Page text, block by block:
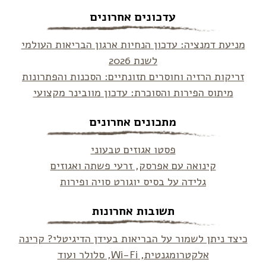
עדכונים אחרונים
מניעת דמנציה: עדכון הנחיות ארגון הבריאות העולמי
לשנת 2026
זריקות הרזיה וחוסרים תזונתיים: הסכנות והפתרונות
מיתוס הפירות והסוכרת: עדכון מוובינר מקצועי
מתכונים אחרונים
פסטו אגוזים טבעוני
קינואה עם אפרסק, זרעי פשתה ואגוזים
גלידה על בסיס יוגורט סויה ופירות
תשובות אחרונות
כיצד ניתן לשמור על הבריאות בעידן הדיגיטלי? קרינה
אלקטרומגנטית, Wi-Fi, סלולר ועוד